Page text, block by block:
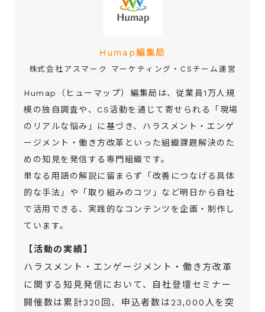
Humap編集局
株式会社アスマーク マーケティング・CSチーム運営
Humap（ヒューマップ）編集局は、従業員1万人規
模の独自調査や、CS活動を通じて寄せられる「現場
のリアルな悩み」に基づき、ハラスメント・エンゲ
ージメント・働き方改革といった組織課題解決のた
めの知見を発信する専門組織です。
単なる用語の解説に留まらず「改善につなげる具体
的な手法」や「取り組みのコツ」など明日から自社
で活用できる、実践的なコンテンツを企画・制作し
ています。
【活動の実績】
ハラスメント・エンゲージメント・働き方改革
に関する知見発信において、自社登壇セミナー
開催数は累計320回、申込者数は23,000人を突